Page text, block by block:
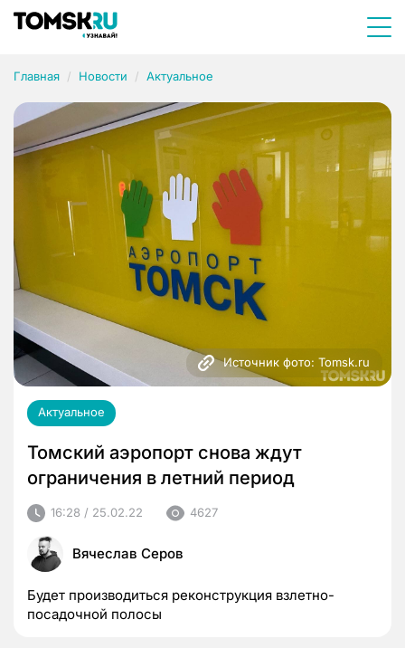
Главная Новости Актуальное
Источник фото: Tomsk.ru
Актуальное
Томский аэропорт снова ждут
ограничения в летний период
16:28 / 25.02.22 4627
Вячеслав Серов
Будет производиться реконструкция взлетно-
посадочной полосы